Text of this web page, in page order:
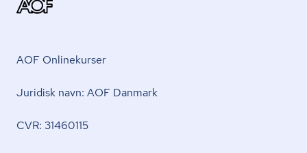
AOF Onlinekurser
Juridisk navn: AOF Danmark
CVR: 31460115